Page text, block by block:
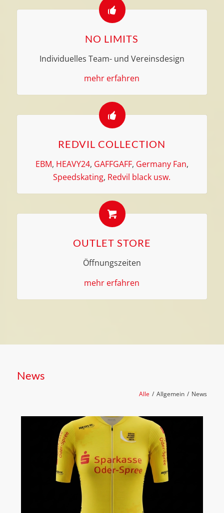
NO LIMITS
Individuelles Team- und Vereinsdesign
mehr erfahren
REDVIL COLLECTION
EBM, HEAVY24, GAFFGAFF, Germany Fan,
Speedskating, Redvil black usw.
OUTLET STORE
Öffnungszeiten
mehr erfahren
News
Alle / Allgemein / News